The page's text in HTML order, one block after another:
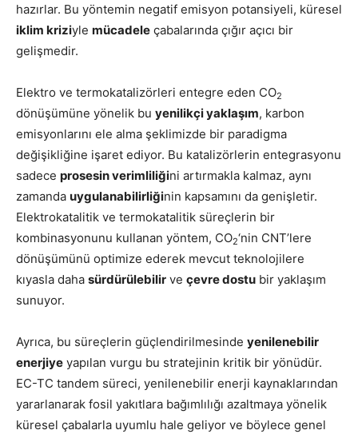
hazırlar. Bu yöntemin negatif emisyon potansiyeli, küresel
iklim kriziyle mücadele çabalarında çığır açıcı bir
gelişmedir.
Elektro ve termokatalizörleri entegre eden CO2
dönüşümüne yönelik bu yenilikçi yaklaşım, karbon
emisyonlarını ele alma şeklimizde bir paradigma
değişikliğine işaret ediyor. Bu katalizörlerin entegrasyonu
sadece prosesin verimliliğini artırmakla kalmaz, aynı
zamanda uygulanabilirliğinin kapsamını da genişletir.
Elektrokatalitik ve termokatalitik süreçlerin bir
kombinasyonunu kullanan yöntem, CO2‘nin CNT’lere
dönüşümünü optimize ederek mevcut teknolojilere
kıyasla daha sürdürülebilir ve çevre dostu bir yaklaşım
sunuyor.
Ayrıca, bu süreçlerin güçlendirilmesinde yenilenebilir
enerjiye yapılan vurgu bu stratejinin kritik bir yönüdür.
EC-TC tandem süreci, yenilenebilir enerji kaynaklarından
yararlanarak fosil yakıtlara bağımlılığı azaltmaya yönelik
küresel çabalarla uyumlu hale geliyor ve böylece genel